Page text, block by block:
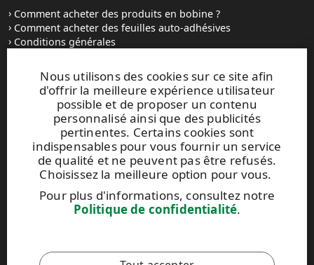
Nous utilisons des cookies sur ce site afin
d'offrir la meilleure expérience utilisateur
possible et de proposer un contenu
personnalisé ainsi que des publicités
pertinentes. Certains cookies sont
indispensables pour vous fournir un service
de qualité et ne peuvent pas être refusés.
Choisissez la meilleure option pour vous.
Pour plus d'informations, consultez notre
Politique de confidentialité.
Comment acheter des produits en bobine ?
Comment acheter des feuilles auto-adhésives
Conditions générales
Sites Internet et contacts
UPM Raflatac Graphics Solutions
UPM Raflatac Office Products
UPM Raflatac Industrial Removables
Contacts
s'appliquent.